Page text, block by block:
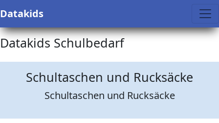
Datakids
Datakids Schulbedarf
Schultaschen und Rucksäcke
Schultaschen und Rucksäcke